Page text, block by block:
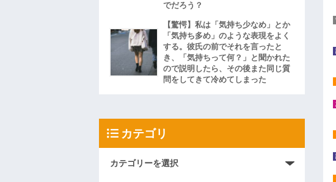
でだろう？
【驚愕】私は「気持ち少なめ」とか
「気持ち多め」のような表現をよく
する。彼氏の前でそれを言ったと
き、「気持ちって何？」と聞かれた
ので説明したら、その後また同じ質
問をしてきて冷めてしまった
カテゴリ